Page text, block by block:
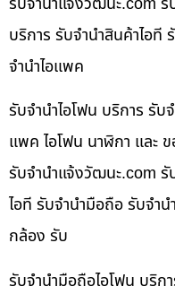
บริการ รับจำนำสินค้าไอที
จำนำไอแพค
รับจำนำไอโฟน บริการ รับ
แพค ไอโฟน นาฬิกา และ
รับจํานําแจ้งวัฒนะ.com รั
ไอที รับจำนำมือถือ รับจำ
กล้อง รับ
รับจำนำมือถือไอโฟน บริก